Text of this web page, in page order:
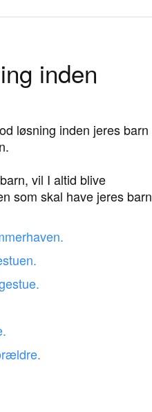
inden
løsning inden jeres barn
vil I altid blive
som skal have jeres barn